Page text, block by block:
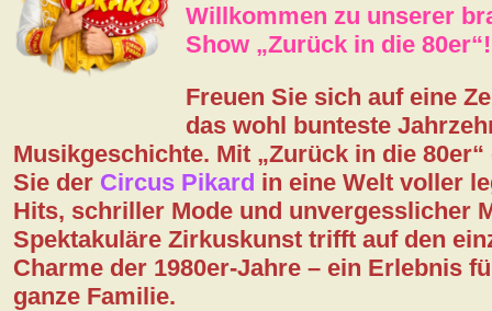
Willkommen zu unserer
Show „Zurück in die 80er“!
Freuen Sie sich auf eine
das wohl bunteste
Musikgeschichte. Mit „Zurück in die 80er“
Sie der Circus Pikard in eine Welt voller
Hits, schriller Mode und unvergesslicher
Spektakuläre Zirkuskunst trifft auf den
Charme der 1980er-Jahre – ein Erlebnis
ganze Familie.
Artisten
Gästebuch
Kontakt
DSGVO